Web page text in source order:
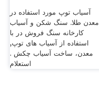
آسیاب توپ مورد استفاده در
معدن طلا. سنگ شکن و آسیاب
کارخانه سنگ فروش در با
استفاده از آسیاب های توپ,
معدن، ساخت آسیاب چکش .
استعلام